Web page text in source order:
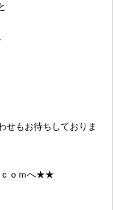
せもお待ちしておりま
ｃｏｍへ★★